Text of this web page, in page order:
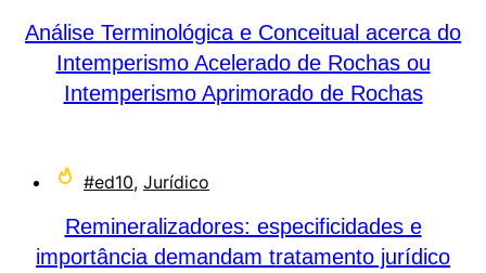
Análise Terminológica e Conceitual acerca do
Intemperismo Acelerado de Rochas ou
Intemperismo Aprimorado de Rochas
#ed10, Jurídico
Remineralizadores: especificidades e
importância demandam tratamento jurídico